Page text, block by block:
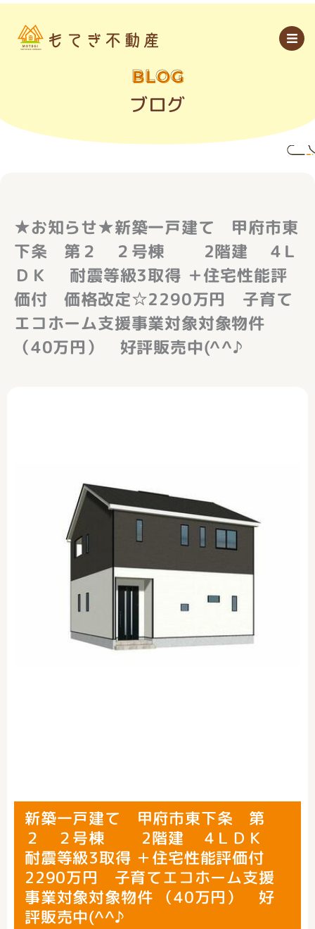
内
BLOG
ブログ
★お知らせ★新築一戸建て 甲府市東
下条 第２ ２号棟 2階建 4Ｌ
ＤＫ 耐震等級3取得 ＋住宅性能評
価付 価格改定☆2290万円 子育て
エコホーム支援事業対象対象物件
（40万円） 好評販売中(^^♪
新築一戸建て 甲府市東下条 第
２ ２号棟 2階建 4ＬＤＫ
耐震等級3取得 ＋住宅性能評価付
2290万円 子育てエコホーム支援
事業対象対象物件 （40万円） 好
評販売中(^^♪